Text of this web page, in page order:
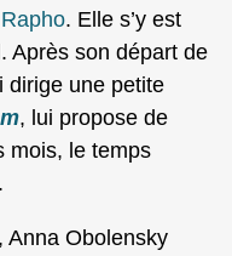
Rapho. Elle s’y est
. Après son départ de
dirige une petite
, lui propose de
mois, le temps
Anna Obolensky